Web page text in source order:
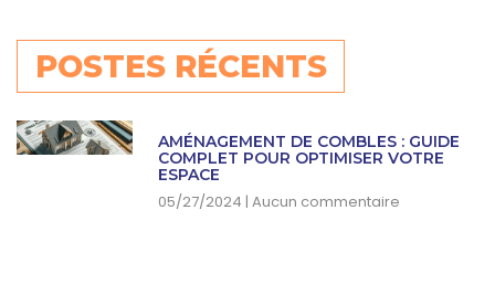
POSTES RÉCENTS
AMÉNAGEMENT DE COMBLES : GUIDE
COMPLET POUR OPTIMISER VOTRE
ESPACE
05/27/2024 Aucun commentaire